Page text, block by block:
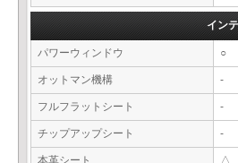
イン
パワーウィンドウ ○
オットマン機構 -
フルフラットシート -
チップアップシート -
本革シート △